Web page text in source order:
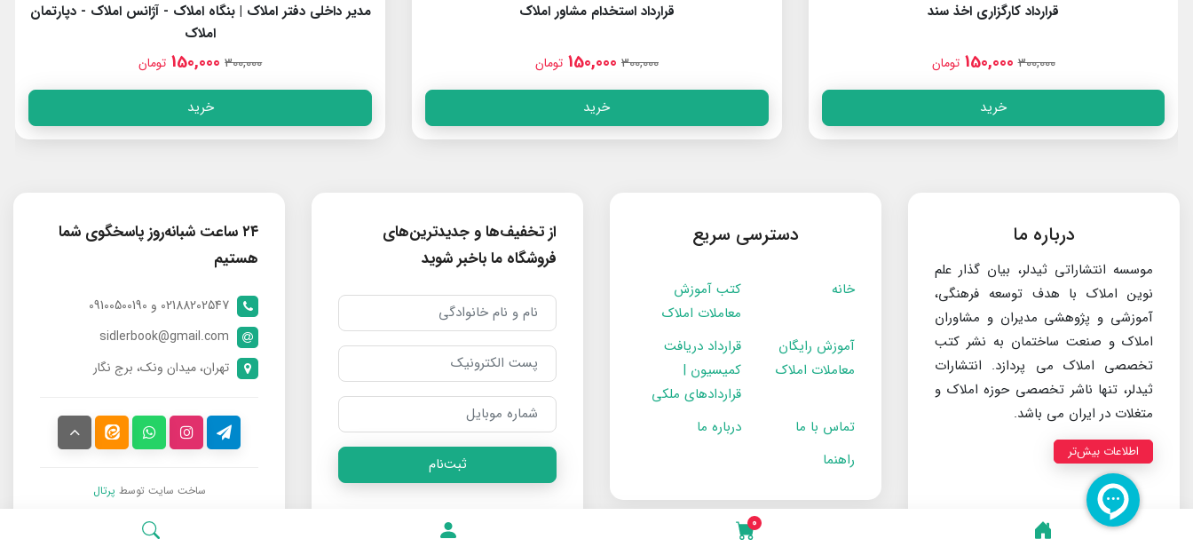
0
قرارداد کارگزاری اخذ سند
300,000
150,000 تومان
خرید
قرارداد استخدام مشاور املاک
300,000
150,000 تومان
خرید
مدیر داخلی دفتر املاک | بنگاه املاک - آژانس املاک - دپارتمان
املاک
300,000
150,000 تومان
خرید
درباره ما
موسسه انتشاراتی ثیدلر، بیان گذار علم
نوین املاک با هدف توسعه فرهنگی،
آموزشی و پژوهشی مدیران و مشاوران
املاک و صنعت ساختمان به نشر کتب
تخصصی املاک می پردازد. انتشارات
ثیدلر، تنها ناشر تخصصی حوزه املاک و
متغلات در ایران می باشد.
اطلاعات بیش‌تر
دسترسی سریع
خانه
کتب آموزش
معاملات املاک
آموزش رایگان
معاملات املاک
قرارداد دریافت
کمیسیون |
قراردادهای ملکی
تماس با ما
درباره ما
راهنما
از تخفیف‌ها و جدیدترین‌های
فروشگاه ما باخبر شوید
ثبت‌نام
۲۴ ساعت شبانه‌روز پاسخگوی شما
هستیم
02188202547 و 09100500190
sidlerbook@gmail.com
تهران، میدان ونک، برج نگار
ساخت سایت توسط پرتال